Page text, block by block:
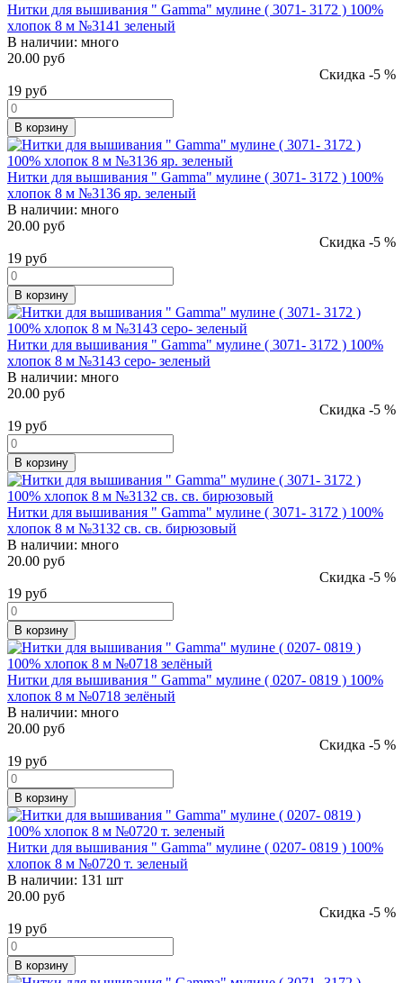
Нитки для вышивания " Gamma" мулине ( 3071- 3172 ) 100%
хлопок 8 м №3141 зеленый
В наличии: много
20.00 руб
Скидка -5 %
19 руб
В корзину
Нитки для вышивания " Gamma" мулине ( 3071- 3172 ) 100%
хлопок 8 м №3136 яр. зеленый
В наличии: много
20.00 руб
Скидка -5 %
19 руб
В корзину
Нитки для вышивания " Gamma" мулине ( 3071- 3172 ) 100%
хлопок 8 м №3143 серо- зеленый
В наличии: много
20.00 руб
Скидка -5 %
19 руб
В корзину
Нитки для вышивания " Gamma" мулине ( 3071- 3172 ) 100%
хлопок 8 м №3132 св. св. бирюзовый
В наличии: много
20.00 руб
Скидка -5 %
19 руб
В корзину
Нитки для вышивания " Gamma" мулине ( 0207- 0819 ) 100%
хлопок 8 м №0718 зелёный
В наличии: много
20.00 руб
Скидка -5 %
19 руб
В корзину
Нитки для вышивания " Gamma" мулине ( 0207- 0819 ) 100%
хлопок 8 м №0720 т. зеленый
В наличии: 131 шт
20.00 руб
Скидка -5 %
19 руб
В корзину